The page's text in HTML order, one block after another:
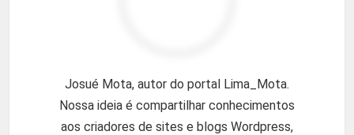
Josué Mota, autor do portal Lima_Mota.
Nossa ideia é compartilhar conhecimentos
aos criadores de sites e blogs Wordpress,